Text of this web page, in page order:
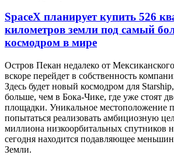
SpaceX планирует купить 526
километров земли под самый
космодром в мире
Остров Пекан недалеко от
вскоре перейдет в собственность
Здесь будет новый космодром для
больше, чем в Бока-Чике, где уже стоят
площадки. Уникальное местоположение
попытаться реализовать амбициозную
миллиона низкоорбитальных спутников
сегодня находится подавляющее
Земли.